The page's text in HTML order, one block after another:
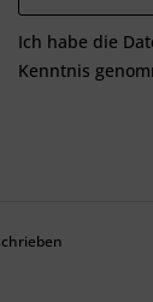
Ich habe die
Kenntnis